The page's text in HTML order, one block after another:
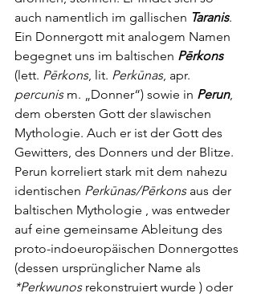
auch namentlich im gallischen Taranis.
Ein Donnergott mit analogem Namen
begegnet uns im baltischen Pērkons
(lett. Pērkons, lit. Perkūnas, apr.
percunis m. „Donner“) sowie in Perun,
dem obersten Gott der slawischen
Mythologie. Auch er ist der Gott des
Gewitters, des Donners und der Blitze.
Perun korreliert stark mit dem nahezu
identischen Perkūnas/Pērkons aus der
baltischen Mythologie , was entweder
auf eine gemeinsame Ableitung des
proto-indoeuropäischen Donnergottes
(dessen ursprünglicher Name als
*Perkwunos rekonstruiert wurde ) oder